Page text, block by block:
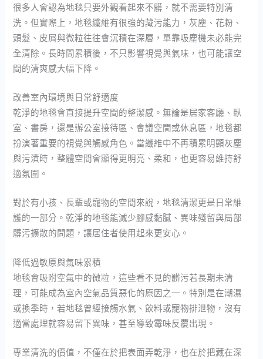
很多人會認為地毯只要外觀看起來不髒，就不需要特別清
洗。但實際上，地毯纖維有很強的藏污能力，灰塵、花粉、
頭髮、皮屑與微粒往往會沉積在深層，單靠吸塵機未必能完
全清除。長時間累積後，不只影響視覺與氣味，也可能讓空
間的清爽感大幅下降。
改善室內環境與日常舒適度
乾淨的地毯會直接提升空間的整潔感。無論是居家客廳、臥
室、書房，還是辦公室接待區、會議空間或休息區，地毯都
扮演著重要的視覺與觸感角色。當纖維中不再積累明顯灰塵
與污漬時，整體空間會顯得更明亮、柔和，也更容易維持舒
適氛圍。
對於有小孩、長輩或寵物的空間來說，地毯清潔更是日常維
護的一部分。乾淨的地毯能減少腳感黏膩、異味殘留與局部
髒污擴散的問題，讓居住者使用起來更安心。
降低過敏原與氣味累積
地毯會吸附空氣中的微粒，這些看不見的髒污若長期未清
理，可能成為室內空氣品質惡化的原因之一。特別是在潮濕
或換季時，若地毯曾經接觸水氣、飲料或寵物排泄物，沒有
適當處理就容易留下異味，甚至導致霉味反覆出現。
專業清洗的價值，不僅在於把表面弄乾淨，也在於把藏在深